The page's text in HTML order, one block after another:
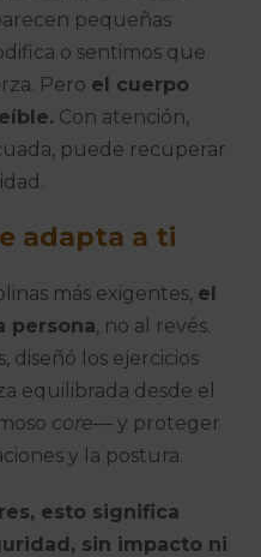
pequeñas
o sentimos que
Pero el cuerpo
Con atención,
puede recuperar
adapta a ti
más exigentes, el
persona, no al revés.
diseñó los ejercicios
equilibrada desde el
core— y proteger
y la postura.
esto significa
sin impacto ni